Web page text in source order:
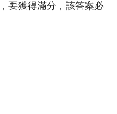
要獲得滿分，該答案必